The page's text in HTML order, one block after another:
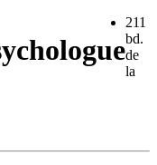
211
bd.
de
la